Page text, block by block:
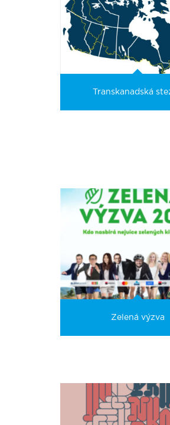
Transkanadská
Zelená výzva